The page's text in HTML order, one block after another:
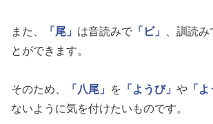
また、 「尾」 は音読みで 「ビ」 、訓読み
とができます。
そのため、 「八尾」 を 「ようび」 や 「よ
ないように気を付けたいものです。